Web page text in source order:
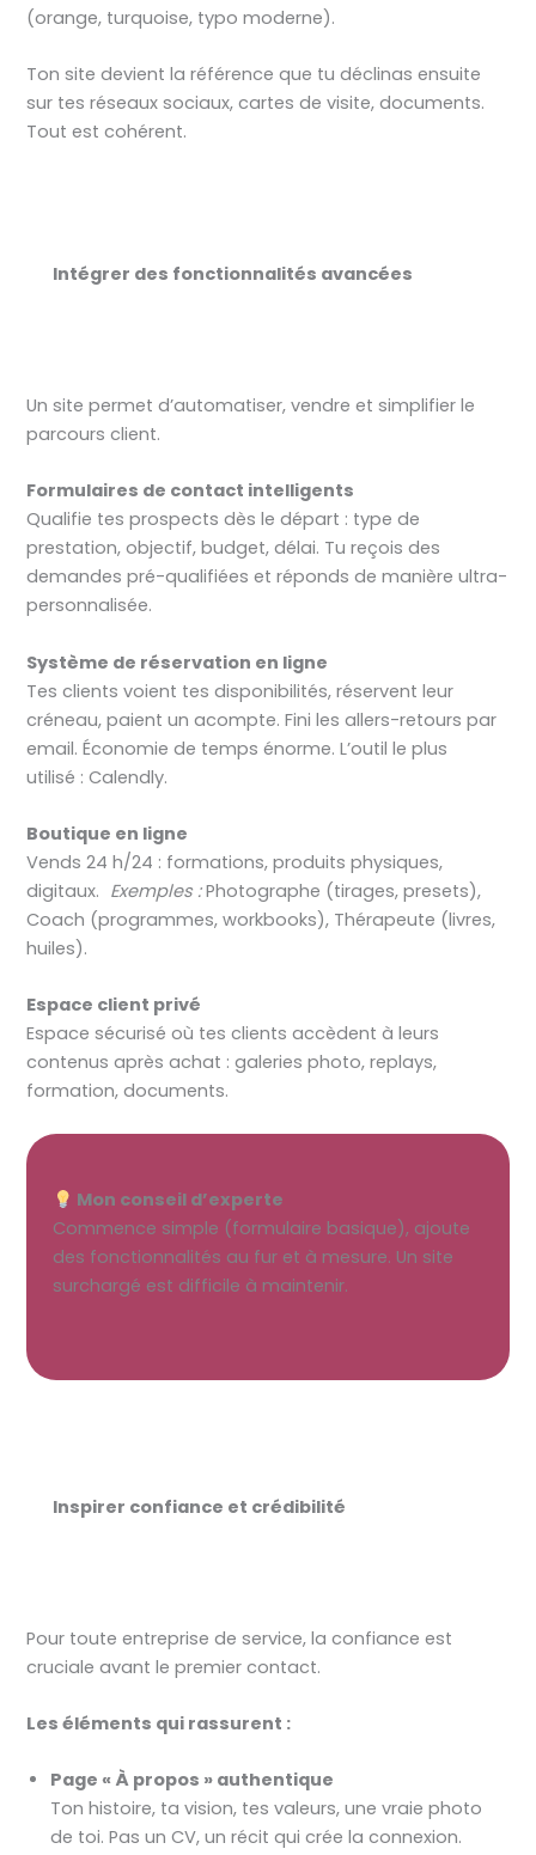
(orange, turquoise, typo moderne).
Ton site devient la référence que tu déclinas ensuite
sur tes réseaux sociaux, cartes de visite, documents.
Tout est cohérent.
Intégrer des fonctionnalités avancées
Un site permet d’automatiser, vendre et simplifier le
parcours client.
Formulaires de contact intelligents
Qualifie tes prospects dès le départ : type de
prestation, objectif, budget, délai. Tu reçois des
demandes pré-qualifiées et réponds de manière ultra-
personnalisée.
Système de réservation en ligne
Tes clients voient tes disponibilités, réservent leur
créneau, paient un acompte. Fini les allers-retours par
email. Économie de temps énorme. L’outil le plus
utilisé : Calendly.
Boutique en ligne
Vends 24 h/24 : formations, produits physiques,
digitaux. Exemples :Photographe (tirages, presets),
Coach (programmes, workbooks), Thérapeute (livres,
huiles).
Espace client privé
Espace sécurisé où tes clients accèdent à leurs
contenus après achat : galeries photo, replays,
formation, documents.
Mon conseil d’experte
Commence simple (formulaire basique), ajoute
des fonctionnalités au fur et à mesure. Un site
surchargé est difficile à maintenir.
Inspirer confiance et crédibilité
Pour toute entreprise de service, la confiance est
cruciale avant le premier contact.
Les éléments qui rassurent :
Page « À propos » authentique
Ton histoire, ta vision, tes valeurs, une vraie photo
de toi. Pas un CV, un récit qui crée la connexion.